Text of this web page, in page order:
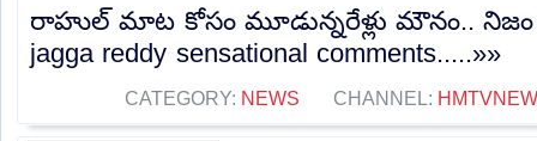
రాహుల్ మాట కోసం మూడున్నరేళ్లు మౌనం.. నిజం
jagga reddy sensational comments.....»»
CATEGORY: NEWS CHANNEL: